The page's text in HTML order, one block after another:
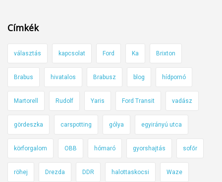
u
k
a
j
v
ő
b
e
Címkék
választás kapcsolat Ford Ka Brixton
Brabus hivatalos Brabusz blog hídpornó
Martorell Rudolf Yaris Ford Transit vadász
gördeszka carspotting gólya egyirányú utca
körforgalom OBB hómaró gyorshajtás sofőr
röhej Drezda DDR halottaskocsi Waze